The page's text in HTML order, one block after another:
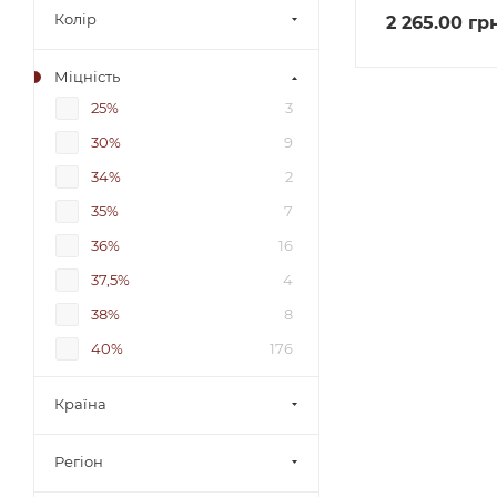
2 265.00
Колір
Міцність
25%
3
30%
9
34%
2
35%
7
36%
16
37,5%
4
38%
8
40%
176
Країна
Регіон